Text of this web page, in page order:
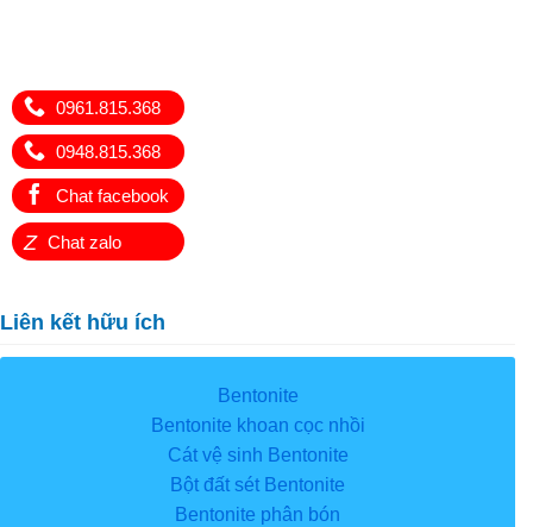
0961.815.368
0948.815.368
Chat facebook
Z Chat zalo
Liên kết hữu ích
Bentonite
Bentonite khoan cọc nhồi
Cát vệ sinh Bentonite
Bột đất sét Bentonite
Bentonite phân bón